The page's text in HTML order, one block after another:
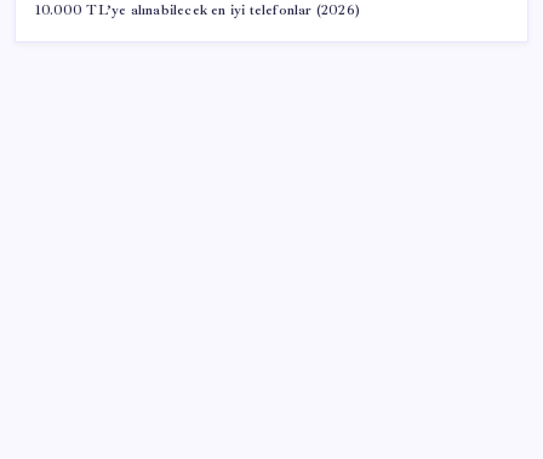
10.000 TL’ye alınabilecek en iyi telefonlar (2026)